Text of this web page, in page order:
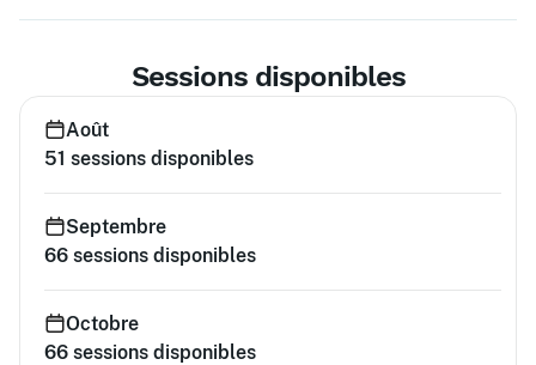
Sessions disponibles
Août
51 sessions disponibles
Septembre
66 sessions disponibles
Octobre
66 sessions disponibles